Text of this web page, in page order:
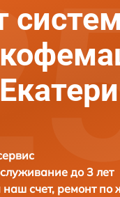
до 3 лет
счет, ремонт по